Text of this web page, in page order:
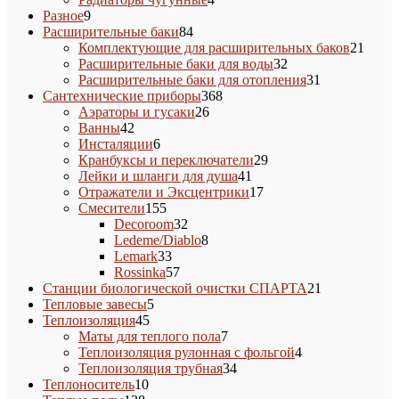
Разное99
товаров
Расширительные баки8484
товара
Комплектующие для расширительных баков21
Расширительные баки для воды32
товара
Расширительные баки для отопления31
Сантехнические приборы368368
Аэраторы и гусаки2626
Ванны42
товара
Инсталяции66
товаров
Кранбуксы и переключатели2929
Лейки и шланги для душа41
товар
Отражатели и Эксцентрики1717
Смесители155155
товаров
Decoroom32
товара
Ledeme/Diablo88
Lemark3333
товара
Rossinka5757
товаров
Станции биологической очистки СПАРТА21
Тепловые завесы55
Теплоизоляция4545
товаров
Маты для теплого пола77
товаров
Теплоизоляция рулонная с фольгой44
Теплоизоляция трубная3434
Теплоноситель1010